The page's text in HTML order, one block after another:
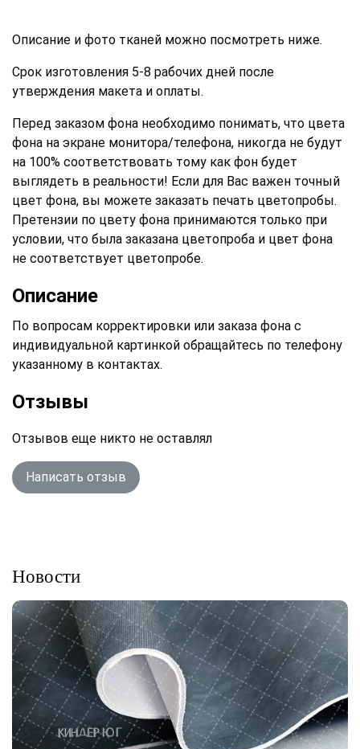
Описание и фото тканей можно посмотреть ниже.
Срок изготовления 5-8 рабочих дней после
утверждения макета и оплаты.
Перед заказом фона необходимо понимать, что цвета
фона на экране монитора/телефона, никогда не будут
на 100% соответствовать тому как фон будет
выглядеть в реальности! Если для Вас важен точный
цвет фона, вы можете заказать печать цветопробы.
Претензии по цвету фона принимаются только при
условии, что была заказана цветопроба и цвет фона
не соответствует цветопробе.
Описание
По вопросам корректировки или заказа фона с
индивидуальной картинкой обращайтесь по телефону
указанному в контактах.
Отзывы
Отзывов еще никто не оставлял
Написать отзыв
Новости